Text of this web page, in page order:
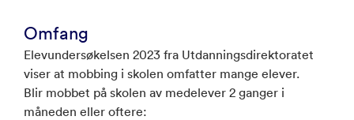
Omfang
Elevundersøkelsen 2023 fra Utdanningsdirektoratet
viser at mobbing i skolen omfatter mange elever.
Blir mobbet på skolen av medelever 2 ganger i
måneden eller oftere: